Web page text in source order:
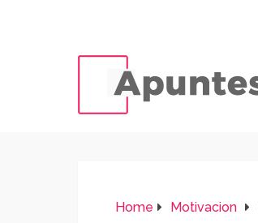
Home Motivacion